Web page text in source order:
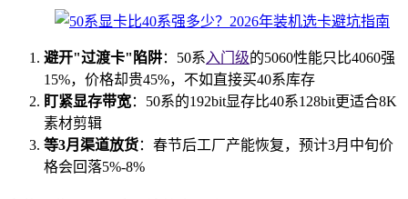
避开"过渡卡"陷阱：50系 入门级的5060性能只比4060强
15%，价格却贵45%，不如直接买40系库存
盯紧显存带宽：50系的192bit显存比40系128bit更适合8K
素材剪辑
等3月渠道放货：春节后工厂产能恢复，预计3月中旬价
格会回落5%-8%